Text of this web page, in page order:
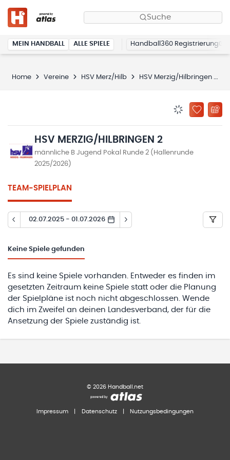
Suche
MEIN HANDBALL ALLE SPIELE Handball360 Registrierung
Home Vereine HSV Merz/Hilb HSV Merzig/Hilbringen 2
ZU
HSV MERZIG/HILBRINGEN 2
männliche B Jugend Pokal Runde 2 (Hallenrunde
2025/2026)
TEAM-SPIELPLAN
02.07.2025 - 01.07.2026
Keine Spiele gefunden
Es sind keine Spiele vorhanden. Entweder es finden im
gesetzten Zeitraum keine Spiele statt oder die Planung
der Spielpläne ist noch nicht abgeschlossen. Wende
dich im Zweifel an deinen Landesverband, der für die
Ansetzung der Spiele zuständig ist.
© 2026 Handball.net
Impressum Datenschutz Nutzungsbedingungen